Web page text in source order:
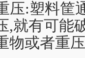
:塑料筐
,就有可能
物或者重